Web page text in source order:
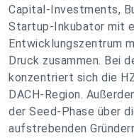
Capital-Investments,
Startup-Inkubator mit
Entwicklungszentrum
Druck zusammen. Bei
konzentriert sich die
DACH-Region.
der Seed-Phase über
aufstrebenden